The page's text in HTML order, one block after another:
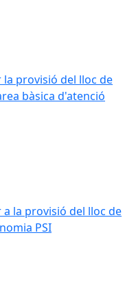
provisió del lloc de
bàsica d'atenció
la provisió del lloc de
PSI